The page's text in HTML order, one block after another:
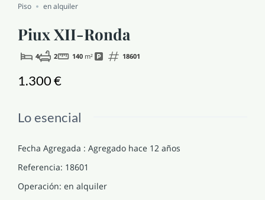
PERFIL
Piso en alquiler
Piux XII-Ronda
4 2 140 m² 18601
1.300 €
Lo esencial
Fecha Agregada : Agregado hace 12 años
Referencia: 18601
Operación: en alquiler